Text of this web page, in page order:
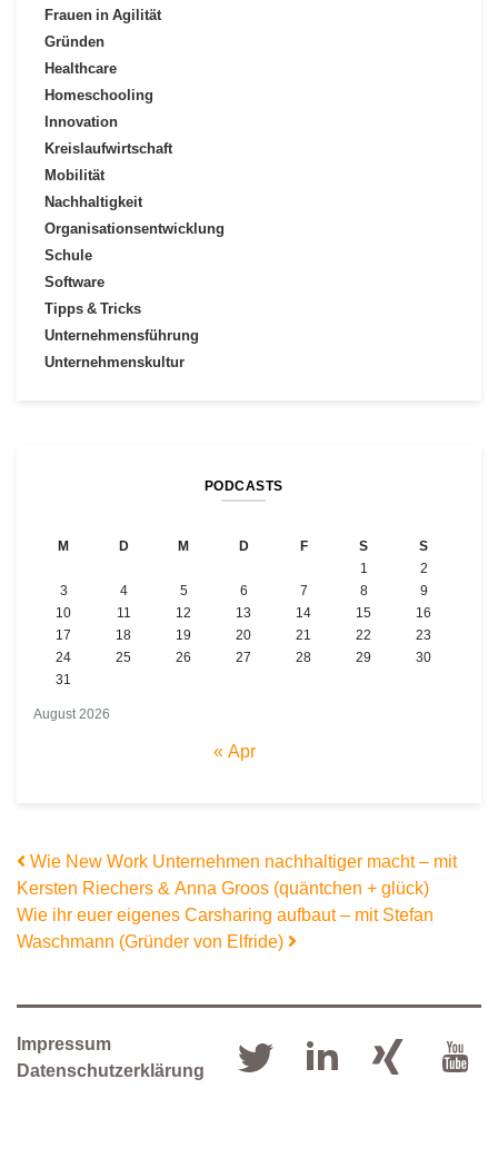
Frauen in Agilität
Gründen
Healthcare
Homeschooling
Innovation
Kreislaufwirtschaft
Mobilität
Nachhaltigkeit
Organisationsentwicklung
Schule
Software
Tipps & Tricks
Unternehmensführung
Unternehmenskultur
PODCASTS
August 2026
M D M D F S
S
1
2
3
4 5 6 7 8
9
10
11 12 13 14 15
16
17
18 19 20 21 22
23
24
25 26 27 28 29
30
31
« Apr
Beitrags-Navigation
Wie New Work Unternehmen nachhaltiger macht – mit
Kersten Riechers & Anna Groos (quäntchen + glück)
Wie ihr euer eigenes Carsharing aufbaut – mit Stefan
Waschmann (Gründer von Elfride)
Impressum
Datenschutzerklärung